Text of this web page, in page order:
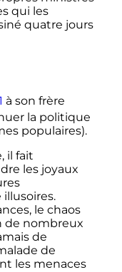
qui les
quatre jours
à son frère
la politique
populaires).
il fait
les joyaux
le chaos
de nombreux
de
de
les menaces